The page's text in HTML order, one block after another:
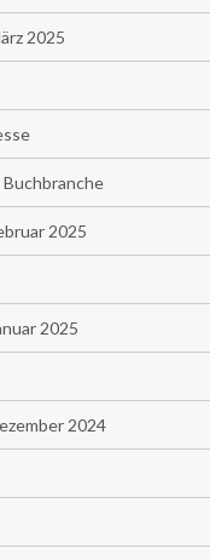
2025
2025
2025
2024